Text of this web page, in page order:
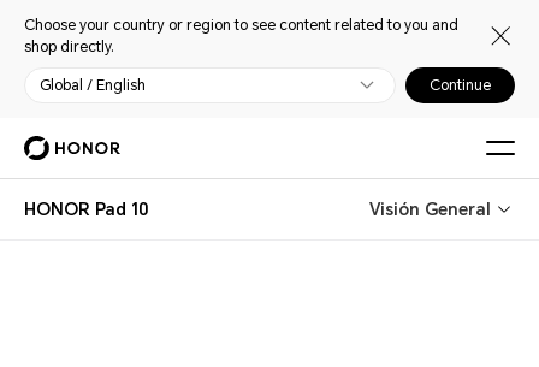
Choose your country or region to see content related to you and
shop directly.
Global / English Continue
HONOR Pad 10 Visión General